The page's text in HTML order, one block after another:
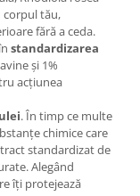
corpul tău,
fără a ceda.
standardizarea
și 1%
acțiunea
. În timp ce multe
chimice care
standardizat de
Alegând
îți protejează